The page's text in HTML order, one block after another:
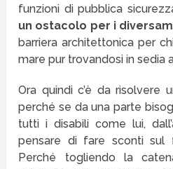
funzioni di pubblica
un ostacolo per i
barriera architettonica per
mare pur trovandosi in sedia
Ora quindi c’è da risolvere
perché se da una parte
tutti i disabili come lui,
pensare di fare sconti sul
Perché togliendo la